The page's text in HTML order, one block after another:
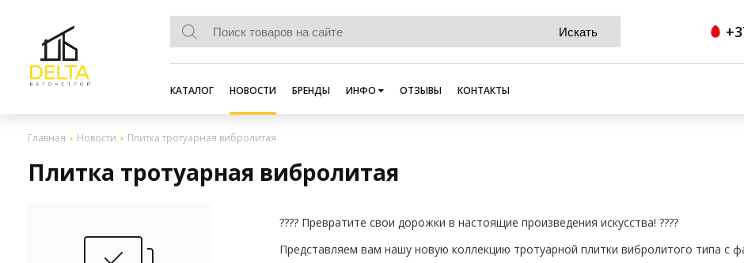
КАТАЛОГ НОВОСТИ БРЕНДЫ ИНФО ОТЗЫВЫ КОНТАКТЫ
Главная Новости Плитка тротуарная вибролитая
Плитка тротуарная вибролитая
???? Превратите свои дорожки в настоящие произведения искусства! ????
Представляем вам нашу новую коллекцию тротуарной плитки вибролитого типа с